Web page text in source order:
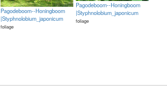
Pagodeboom--Honingboom
|Styphnolobium_japonicum
foliage
Pagodeboom--Honingboom
|Styphnolobium_japonicum
foliage